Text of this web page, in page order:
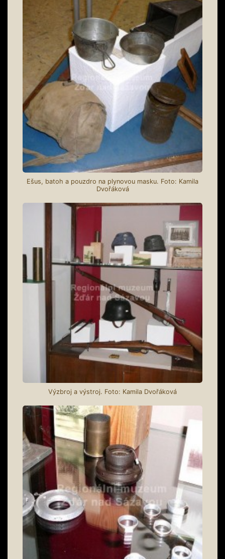
Ešus, batoh a pouzdro na plynovou masku. Foto: Kamila
Dvořáková
Výzbroj a výstroj. Foto: Kamila Dvořáková